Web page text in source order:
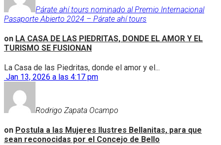
Párate ahí tours nominado al Premio Internacional
Pasaporte Abierto 2024 – Párate ahí tours
on LA CASA DE LAS PIEDRITAS, DONDE EL AMOR Y EL
TURISMO SE FUSIONAN
La Casa de las Piedritas, donde el amor y el...
Jan 13, 2026 a las 4:17 pm
Rodrigo Zapata Ocampo
on Postula a las Mujeres Ilustres Bellanitas, para que
sean reconocidas por el Concejo de Bello